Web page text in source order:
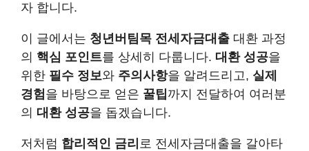
자 합니다.
이 글에서는 청년버팀목 전세자금대출 대환 과정
의 핵심 포인트를 상세히 다룹니다. 대환 성공을
위한 필수 정보와 주의사항을 알려드리고, 실제
경험을 바탕으로 얻은 꿀팁까지 전달하여 여러분
의 대환 성공을 돕겠습니다.
저처럼 합리적인 금리 로 전세자금대출을 갈아타